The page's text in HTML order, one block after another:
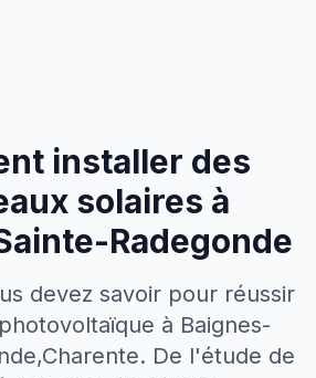
installer des
solaires à
Radegonde
devez savoir pour réussir
à Baignes-
,Charente. De l'étude de